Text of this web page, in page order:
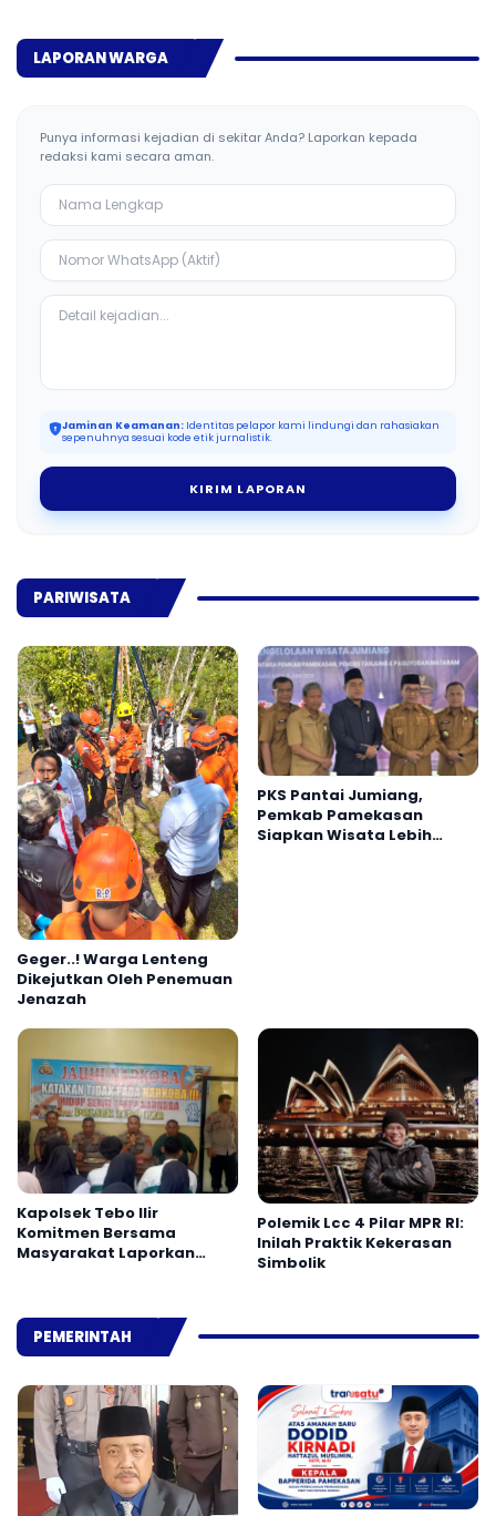
LAPORAN WARGA
Punya informasi kejadian di sekitar Anda? Laporkan kepada
redaksi kami secara aman.
Jaminan Keamanan: Identitas pelapor kami lindungi dan rahasiakan
sepenuhnya sesuai kode etik jurnalistik.
KIRIM LAPORAN
PARIWISATA
Geger..! Warga Lenteng
Dikejutkan Oleh Penemuan
Jenazah
PKS Pantai Jumiang,
Pemkab Pamekasan
Siapkan Wisata Lebih
Kapolsek Tebo Ilir
Komitmen Bersama
Masyarakat Laporkan
Polemik Lcc 4 Pilar MPR RI:
Inilah Praktik Kekerasan
Simbolik
PEMERINTAH